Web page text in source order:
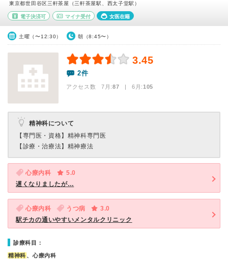
東京都世田谷区三軒茶屋（三軒茶屋駅、西太子堂駅）
電子決済可 マイナ受付 女医在籍
土曜（〜12:30） 朝（8:45〜）
3.45
2件
アクセス数 7月:87 | 6月:105
精神科について
【専門医・資格】 精神科専門医
【診療・治療法】 精神療法
心療内科
5.0
遅くなりましたが…
心療内科 うつ病
3.0
駅チカの通いやすいメンタルクリニック
診療科目：
精神科 、心療内科